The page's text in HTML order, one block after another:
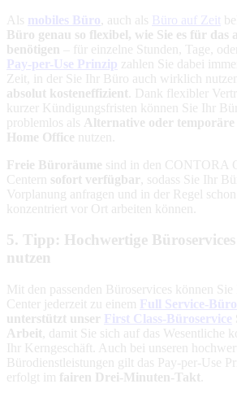
Als mobiles Büro , auch als Büro auf Zeit
Büro genau so flexibel, wie Sie es für das
benötigen – für einzelne Stunden, Tage,
Pay-per-Use Prinzip zahlen Sie dabei
Zeit, in der Sie Ihr Büro auch wirklich
absolut kosteneffizient
. Dank flexibler
kurzer Kündigungsfristen können Sie Ihr
problemlos als Alternative oder
Home Office nutzen.
Freie Büroräume sind in den CONTORA
Centern sofort verfügbar
, sodass Sie Ihr
Vorplanung anfragen und in der Regel schon
konzentriert vor Ort arbeiten können.
5. Tipp: Hochwertige
nutzen
Mit den passenden Büroservices können
Center jederzeit zu einem Full Service-Büro
unterstützt unser First Class-Büroservice
Arbeit
, damit Sie sich auf das Wesentliche
Ihr Kerngeschäft. Auch bei unseren
Bürodienstleistungen gilt das Pay-per-Use
erfolgt im fairen Drei-Minuten-Takt